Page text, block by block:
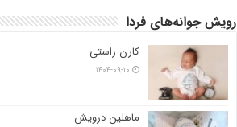
رویش جوانه‌های فردا
کارن راستی
۱۴۰۴-۰۹-۱۰
ماهلین درویش